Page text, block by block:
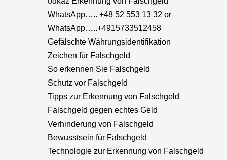
WhatsApp….. +48 52 553 13 32 or
WhatsApp…..+4915733512458
Gefälschte Währungsidentifikation
Zeichen für Falschgeld
So erkennen Sie Falschgeld
Schutz vor Falschgeld
Tipps zur Erkennung von Falschgeld
Falschgeld gegen echtes Geld
Verhinderung von Falschgeld
Bewusstsein für Falschgeld
Technologie zur Erkennung von Falschgeld